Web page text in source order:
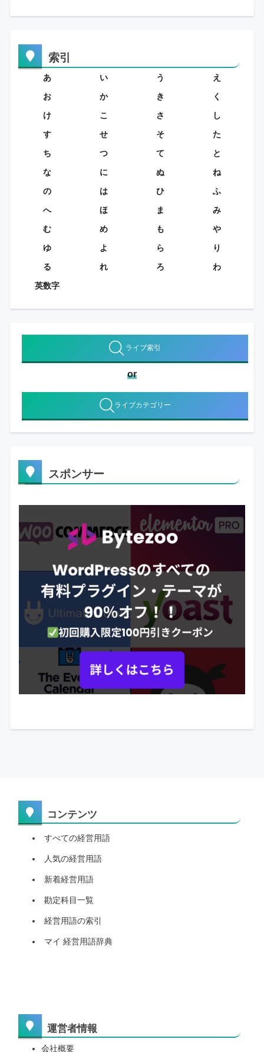
索引
あ い う
え
お
か き
く
け
こ さ
し
す
せ そ
た
ち
つ て
と
な
に ぬ
ね
の
は ひ
ふ
へ
ほ ま
み
む
め も
や
ゆ
よ ら
り
る
れ ろ
わ
英数字
ライブ索引
or
ライブカテゴリー
スポンサー
コンテンツ
すべての経営用語
人気の経営用語
新着経営用語
勘定科目一覧
経営用語の索引
マイ 経営用語辞典
運営者情報
会社概要